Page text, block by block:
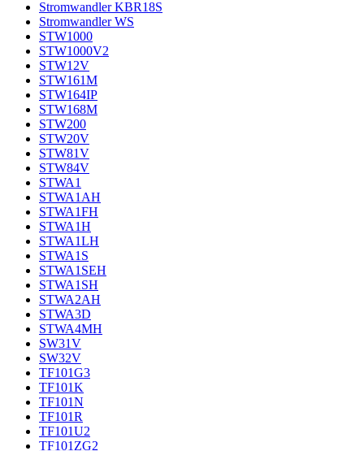
Stromwandler KBR18S
Stromwandler WS
STW1000
STW1000V2
STW12V
STW161M
STW164IP
STW168M
STW200
STW20V
STW81V
STW84V
STWA1
STWA1AH
STWA1FH
STWA1H
STWA1LH
STWA1S
STWA1SEH
STWA1SH
STWA2AH
STWA3D
STWA4MH
SW31V
SW32V
TF101G3
TF101K
TF101N
TF101R
TF101U2
TF101ZG2